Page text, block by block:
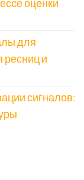
оценки
для
и
сигналов: